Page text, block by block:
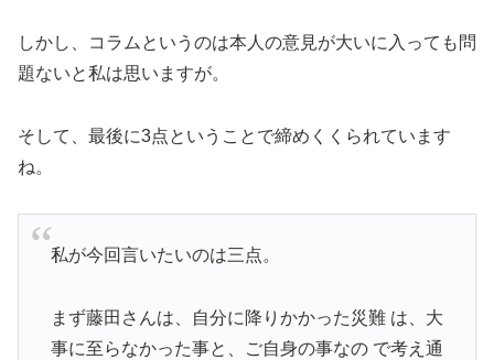
しかし、コラムというのは本人の意見が大いに入っても問
題ないと私は思いますが。
そして、最後に3点ということで締めくくられています
ね。
私が今回言いたいのは三点。
まず藤田さんは、自分に降りかかった災難 は、大
事に至らなかった事と、ご自身の事なの で考え通